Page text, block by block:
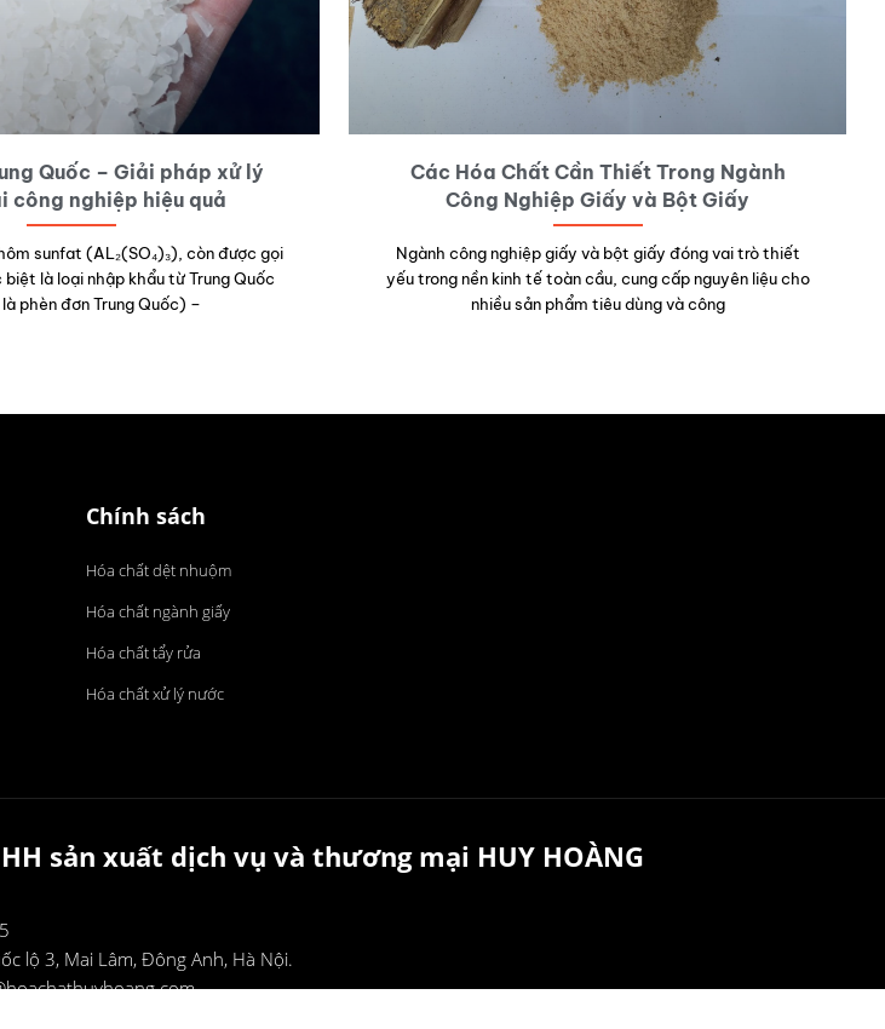
Quốc – Giải pháp xử lý
công nghiệp hiệu quả
sunfat (AL₂(SO₄)₃), còn được gọi
là loại nhập khẩu từ Trung Quốc
phèn đơn Trung Quốc) –
Các Hóa Chất Cần Thiết Trong Ngành
Công Nghiệp Giấy và Bột Giấy
Ngành công nghiệp giấy và bột giấy đóng vai trò thiết
yếu trong nền kinh tế toàn cầu, cung cấp nguyên liệu cho
nhiều sản phẩm tiêu dùng và công
Chính sách
Hóa chất dệt nhuộm
Hóa chất ngành giấy
Hóa chất tẩy rửa
Hóa chất xử lý nước
sản xuất dịch vụ và thương mại HUY HOÀNG
lộ 3, Mai Lâm, Đông Anh, Hà Nội.